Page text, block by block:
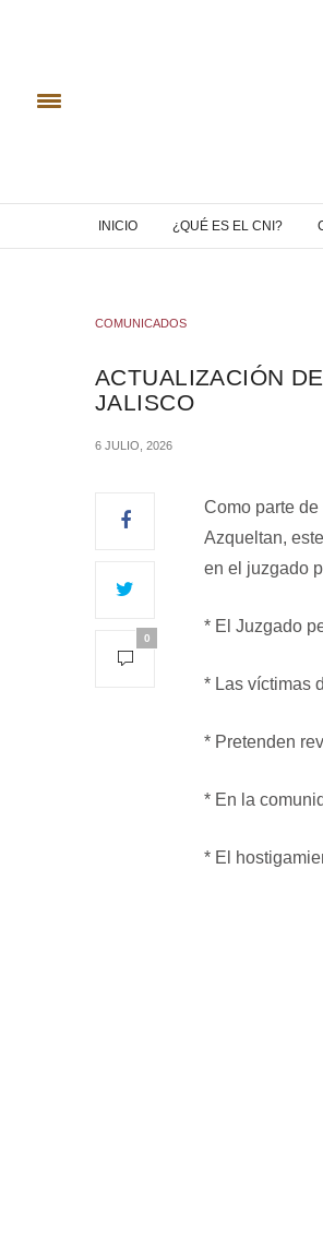
INICIO ¿QUÉ ES EL CNI?
COMUNICADOS
ACTUALIZACIÓN
JALISCO
6 JULIO, 2026
0
Como parte
Azqueltan,
en el juzgado
* El Juzgado
* Las víctimas
* ⁠Pretenden
* ⁠En la
* ⁠El